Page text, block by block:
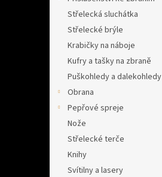
Střelecká sluchátka
Střelecké brýle
Krabičky na náboje
Kufry a tašky na zbraně
Puškohledy a dalekohledy
Obrana
Pepřové spreje
Nože
Střelecké terče
Knihy
Svítilny a lasery